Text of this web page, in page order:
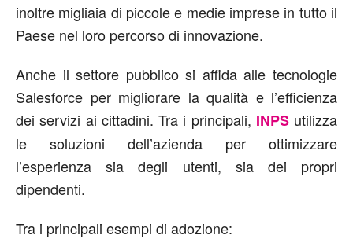
inoltre migliaia di piccole e medie imprese in tutto il
Paese nel loro percorso di innovazione.
Anche il settore pubblico si affida alle tecnologie
Salesforce per migliorare la qualità e l’efficienza
dei servizi ai cittadini. Tra i principali, INPSutilizza
le soluzioni dell’azienda per ottimizzare
l’esperienza sia degli utenti, sia dei propri
dipendenti.
Tra i principali esempi di adozione: